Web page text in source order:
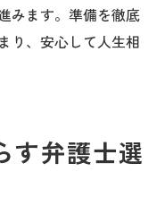
みます。準備を徹底
り、安心して人生相
す弁護士選